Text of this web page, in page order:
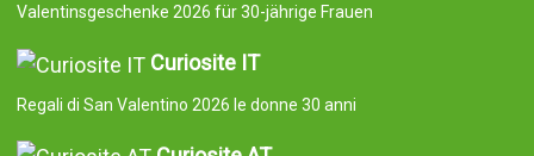
Valentinsgeschenke 2026 für 30-jährige Frauen
Curiosite IT
Regali di San Valentino 2026 le donne 30 anni